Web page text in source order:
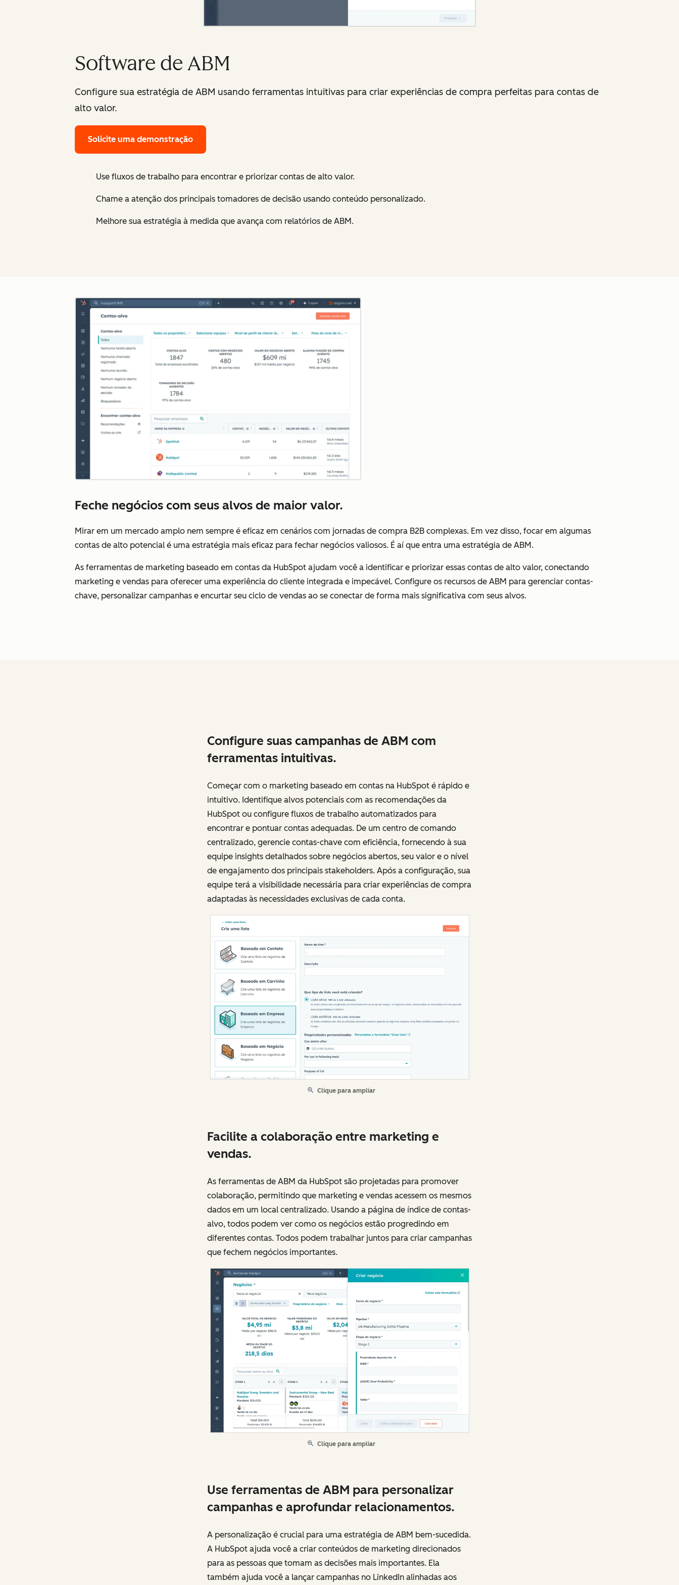
Software de ABM
Configure sua estratégia de ABM usando ferramentas intuitivas para criar experiências de compra perfeitas para contas de
alto valor.
Solicite uma demonstração
Use fluxos de trabalho para encontrar e priorizar contas de alto valor.
Chame a atenção dos principais tomadores de decisão usando conteúdo personalizado.
Melhore sua estratégia à medida que avança com relatórios de ABM.
Feche negócios com seus alvos de maior valor.
Mirar em um mercado amplo nem sempre é eficaz em cenários com jornadas de compra B2B complexas. Em vez disso, focar em algumas
contas de alto potencial é uma estratégia mais eficaz para fechar negócios valiosos. É aí que entra uma estratégia de ABM.
As ferramentas de marketing baseado em contas da HubSpot ajudam você a identificar e priorizar essas contas de alto valor, conectando
marketing e vendas para oferecer uma experiência do cliente integrada e impecável. Configure os recursos de ABM para gerenciar contas-
chave, personalizar campanhas e encurtar seu ciclo de vendas ao se conectar de forma mais significativa com seus alvos.
Configure suas campanhas de ABM com
ferramentas intuitivas.
Começar com o marketing baseado em contas na HubSpot é rápido e
intuitivo. Identifique alvos potenciais com as recomendações da
HubSpot ou configure fluxos de trabalho automatizados para
encontrar e pontuar contas adequadas. De um centro de comando
centralizado, gerencie contas-chave com eficiência, fornecendo à sua
equipe insights detalhados sobre negócios abertos, seu valor e o nível
de engajamento dos principais stakeholders. Após a configuração, sua
equipe terá a visibilidade necessária para criar experiências de compra
adaptadas às necessidades exclusivas de cada conta.
Clique para ampliar
Facilite a colaboração entre marketing e
vendas.
As ferramentas de ABM da HubSpot são projetadas para promover
colaboração, permitindo que marketing e vendas acessem os mesmos
dados em um local centralizado. Usando a página de índice de contas-
alvo, todos podem ver como os negócios estão progredindo em
diferentes contas. Todos podem trabalhar juntos para criar campanhas
que fechem negócios importantes.
Clique para ampliar
Use ferramentas de ABM para personalizar
campanhas e aprofundar relacionamentos.
A personalização é crucial para uma estratégia de ABM bem-sucedida.
A HubSpot ajuda você a criar conteúdos de marketing direcionados
para as pessoas que tomam as decisões mais importantes. Ela
também ajuda você a lançar campanhas no LinkedIn alinhadas aos